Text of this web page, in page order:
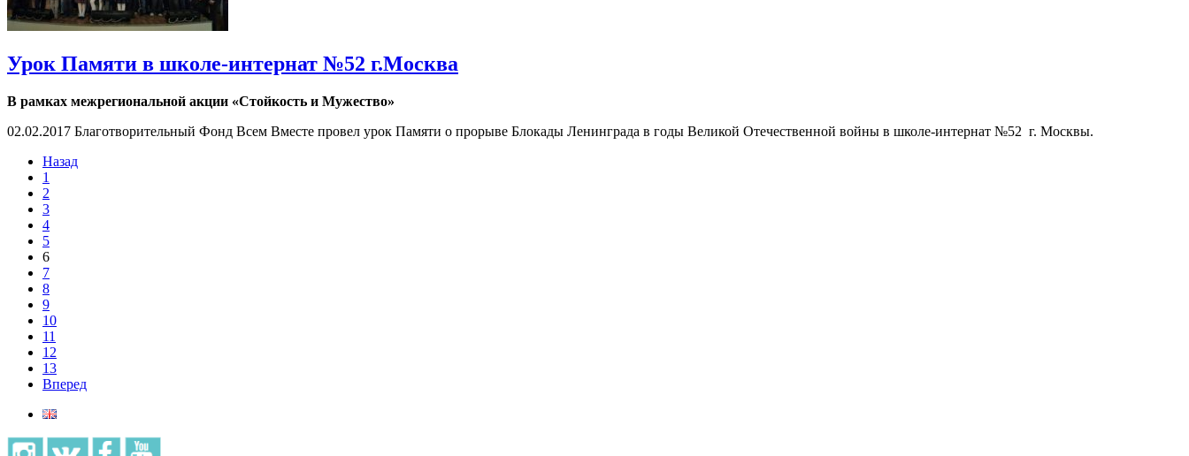
Урок Памяти в школе-интернат №52 г.Москва
В рамках межрегиональной акции «Стойкость и Мужество»
02.02.2017 Благотворительный Фонд Всем Вместе провел урок Памяти о прорыве Блокады Ленинграда в годы Великой Отечественной войны в школе-интернат №52 г. Москвы.
Назад
1
2
3
4
5
6
7
8
9
10
11
12
13
Вперед